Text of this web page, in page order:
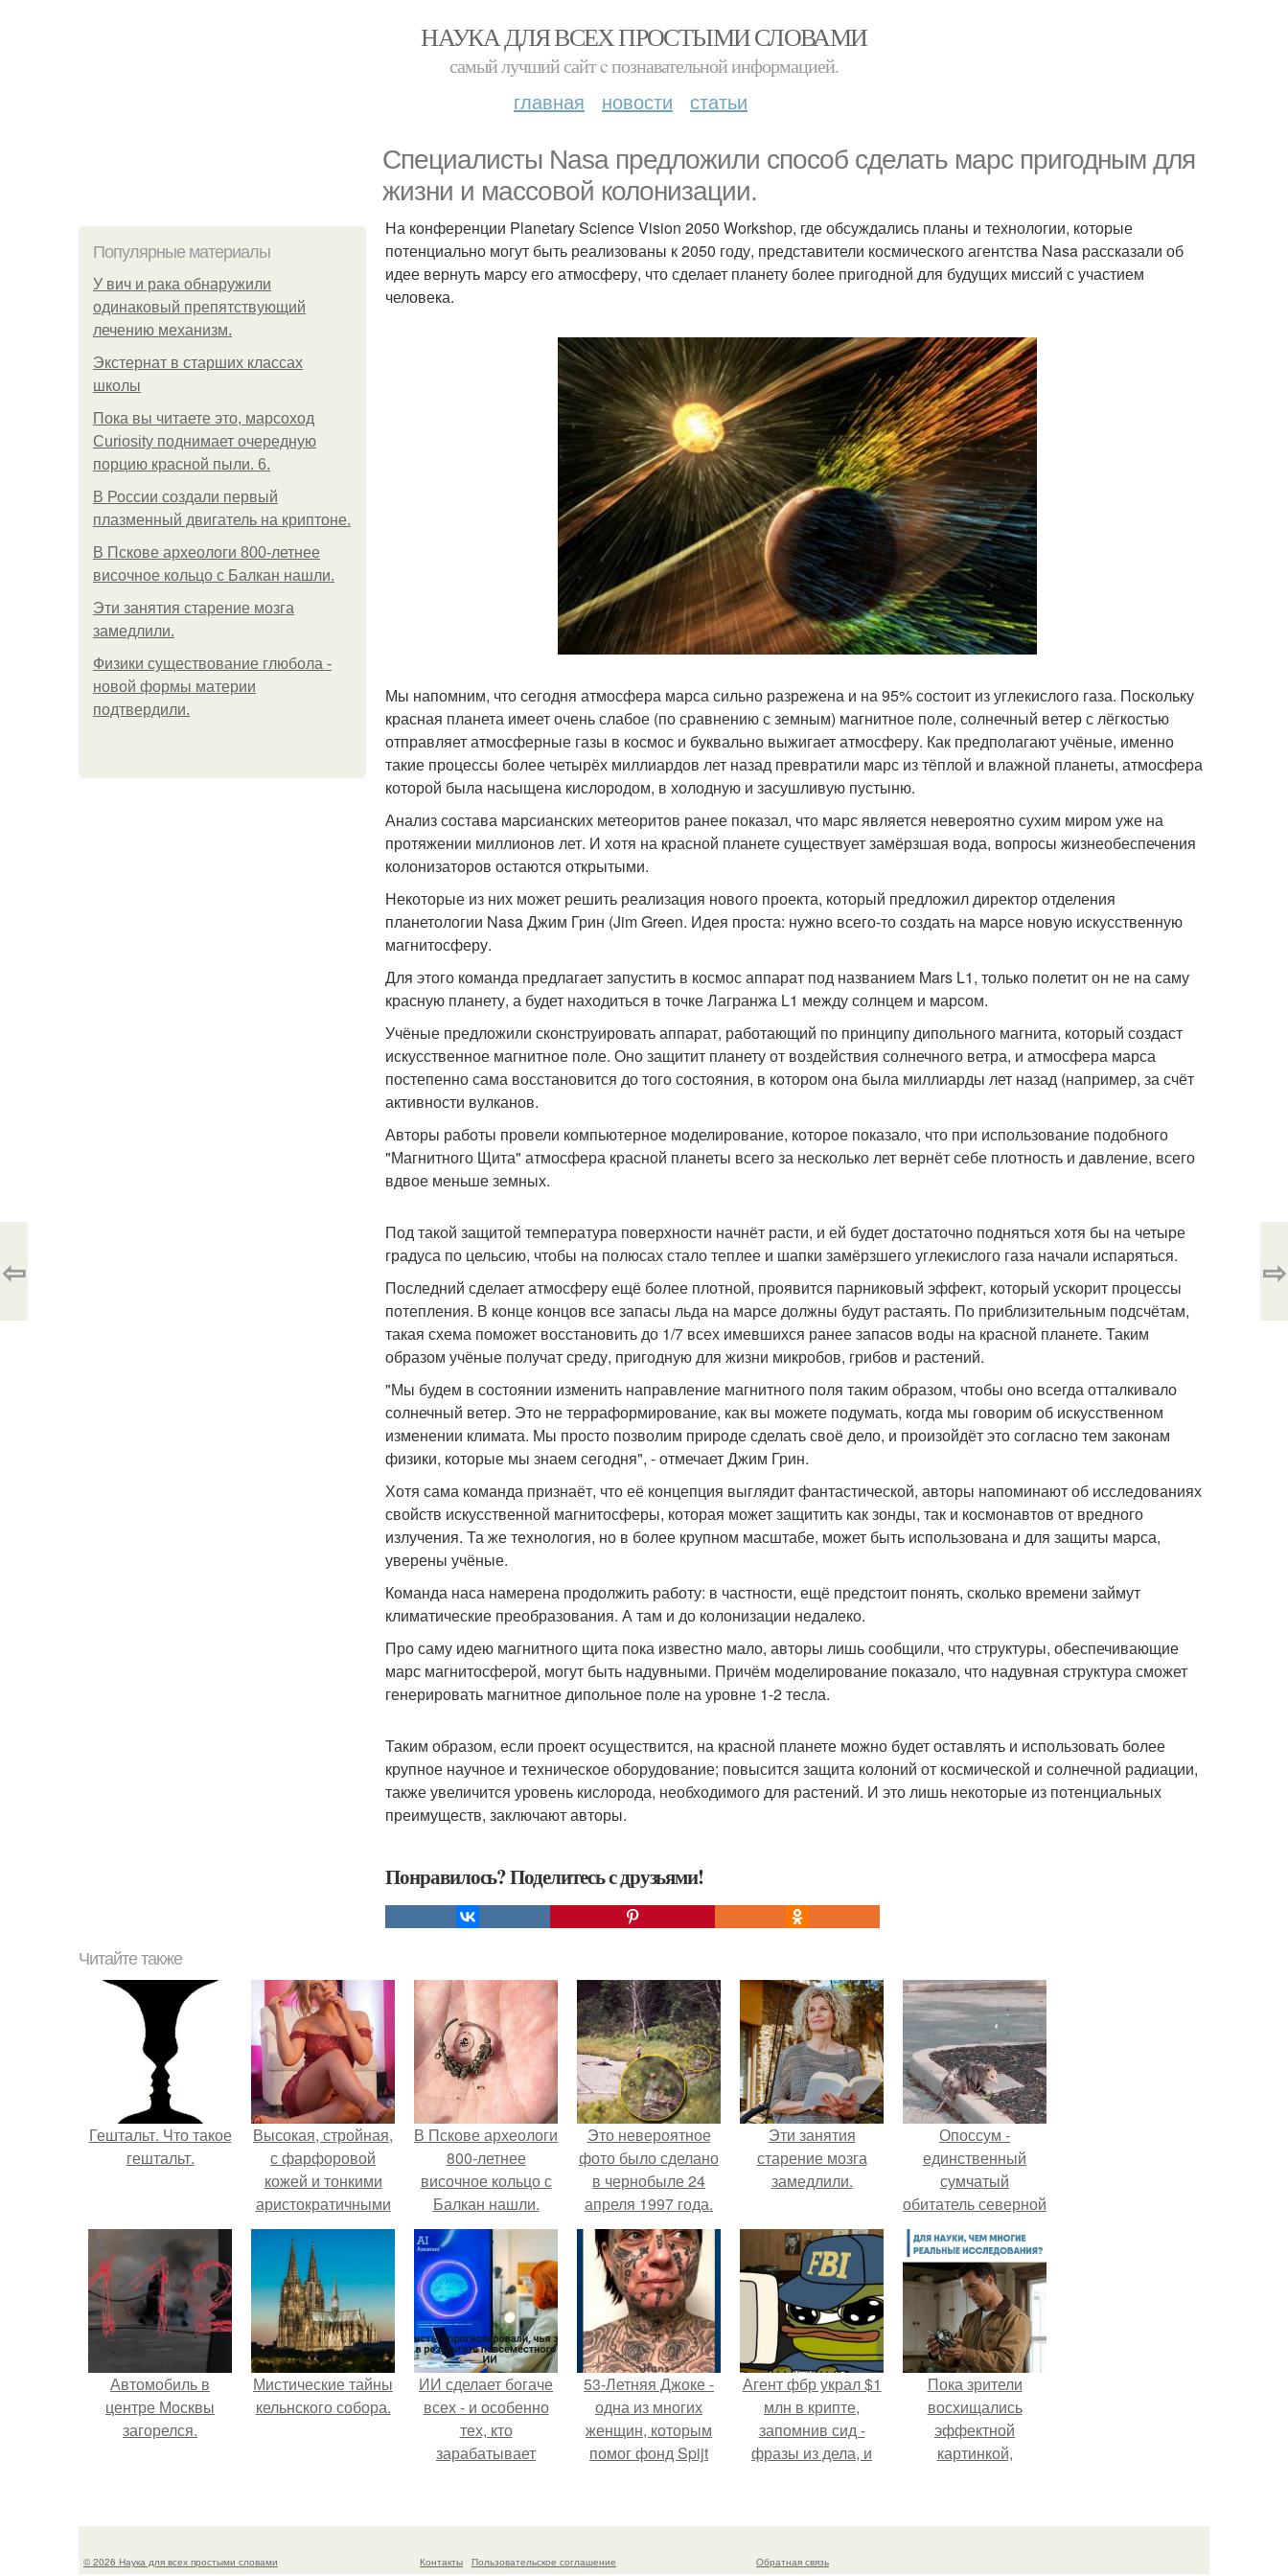
НАУКА ДЛЯ ВСЕХ ПРОСТЫМИ СЛОВАМИ
самый лучший сайт c познавательной информацией.
главная новости статьи
Специалисты Nasa предложили способ сделать марс пригодным для
жизни и массовой колонизации.
Популярные материалы
У вич и рака обнаружили
одинаковый препятствующий
лечению механизм.
Экстернат в старших классах
школы
Пока вы читаете это, марсоход
Curiosity поднимает очередную
порцию красной пыли. 6.
В России создали первый
плазменный двигатель на криптоне.
В Пскове археологи 800-летнее
височное кольцо с Балкан нашли.
Эти занятия старение мозга
замедлили.
Физики существование глюбола -
новой формы материи
подтвердили.
На конференции Planetary Science Vision 2050 Workshop, где обсуждались планы и технологии, которые
потенциально могут быть реализованы к 2050 году, представители космического агентства Nasa рассказали об
идее вернуть марсу его атмосферу, что сделает планету более пригодной для будущих миссий с участием
человека.
Мы напомним, что сегодня атмосфера марса сильно разрежена и на 95% состоит из углекислого газа. Поскольку
красная планета имеет очень слабое (по сравнению с земным) магнитное поле, солнечный ветер с лёгкостью
отправляет атмосферные газы в космос и буквально выжигает атмосферу. Как предполагают учёные, именно
такие процессы более четырёх миллиардов лет назад превратили марс из тёплой и влажной планеты, атмосфера
которой была насыщена кислородом, в холодную и засушливую пустыню.
Анализ состава марсианских метеоритов ранее показал, что марс является невероятно сухим миром уже на
протяжении миллионов лет. И хотя на красной планете существует замёрзшая вода, вопросы жизнеобеспечения
колонизаторов остаются открытыми.
Некоторые из них может решить реализация нового проекта, который предложил директор отделения
планетологии Nasa Джим Грин (Jim Green. Идея проста: нужно всего-то создать на марсе новую искусственную
магнитосферу.
Для этого команда предлагает запустить в космос аппарат под названием Mars L1, только полетит он не на саму
красную планету, а будет находиться в точке Лагранжа L1 между солнцем и марсом.
Учёные предложили сконструировать аппарат, работающий по принципу дипольного магнита, который создаст
искусственное магнитное поле. Оно защитит планету от воздействия солнечного ветра, и атмосфера марса
постепенно сама восстановится до того состояния, в котором она была миллиарды лет назад (например, за счёт
активности вулканов.
Авторы работы провели компьютерное моделирование, которое показало, что при использование подобного
"Магнитного Щита" атмосфера красной планеты всего за несколько лет вернёт себе плотность и давление, всего
вдвое меньше земных.
Под такой защитой температура поверхности начнёт расти, и ей будет достаточно подняться хотя бы на четыре
градуса по цельсию, чтобы на полюсах стало теплее и шапки замёрзшего углекислого газа начали испаряться.
Последний сделает атмосферу ещё более плотной, проявится парниковый эффект, который ускорит процессы
потепления. В конце концов все запасы льда на марсе должны будут растаять. По приблизительным подсчётам,
такая схема поможет восстановить до 1/7 всех имевшихся ранее запасов воды на красной планете. Таким
образом учёные получат среду, пригодную для жизни микробов, грибов и растений.
"Мы будем в состоянии изменить направление магнитного поля таким образом, чтобы оно всегда отталкивало
солнечный ветер. Это не терраформирование, как вы можете подумать, когда мы говорим об искусственном
изменении климата. Мы просто позволим природе сделать своё дело, и произойдёт это согласно тем законам
физики, которые мы знаем сегодня", - отмечает Джим Грин.
Хотя сама команда признаёт, что её концепция выглядит фантастической, авторы напоминают об исследованиях
свойств искусственной магнитосферы, которая может защитить как зонды, так и космонавтов от вредного
излучения. Та же технология, но в более крупном масштабе, может быть использована и для защиты марса,
уверены учёные.
Команда наса намерена продолжить работу: в частности, ещё предстоит понять, сколько времени займут
климатические преобразования. А там и до колонизации недалеко.
Про саму идею магнитного щита пока известно мало, авторы лишь сообщили, что структуры, обеспечивающие
марс магнитосферой, могут быть надувными. Причём моделирование показало, что надувная структура сможет
генерировать магнитное дипольное поле на уровне 1-2 тесла.
Таким образом, если проект осуществится, на красной планете можно будет оставлять и использовать более
крупное научное и техническое оборудование; повысится защита колоний от космической и солнечной радиации,
также увеличится уровень кислорода, необходимого для растений. И это лишь некоторые из потенциальных
преимуществ, заключают авторы.
Понравилось? Поделитесь с друзьями!
⇦ ⇨
Читайте также
Гештальт. Что такое
гештальт.
Высокая, стройная,
с фарфоровой
кожей и тонкими
аристократичными
чертами, эль
выглядит так, будто
сошла с полотна
художника.
В Пскове археологи
800-летнее
височное кольцо с
Балкан нашли.
Это невероятное
фото было сделано
в чернобыле 24
апреля 1997 года.
Эти занятия
старение мозга
замедлили.
Опоссум -
единственный
сумчатый
обитатель северной
Автомобиль в
центре Москвы
загорелся.
Мистические тайны
кельнского собора.
ИИ сделает богаче
всех - и особенно
тех, кто
зарабатывает
53-Летняя Джоке -
одна из многих
женщин, которым
помог фонд Spijt
Роттердаме.
Агент фбр украл $1
млн в крипте,
запомнив сид -
фразы из дела, и
потратить.
Пока зрители
восхищались
эффектной
картинкой,
построили одну из
© 2026 Наука для всех простыми словами Контакты Пользовательское соглашение Обратная связь